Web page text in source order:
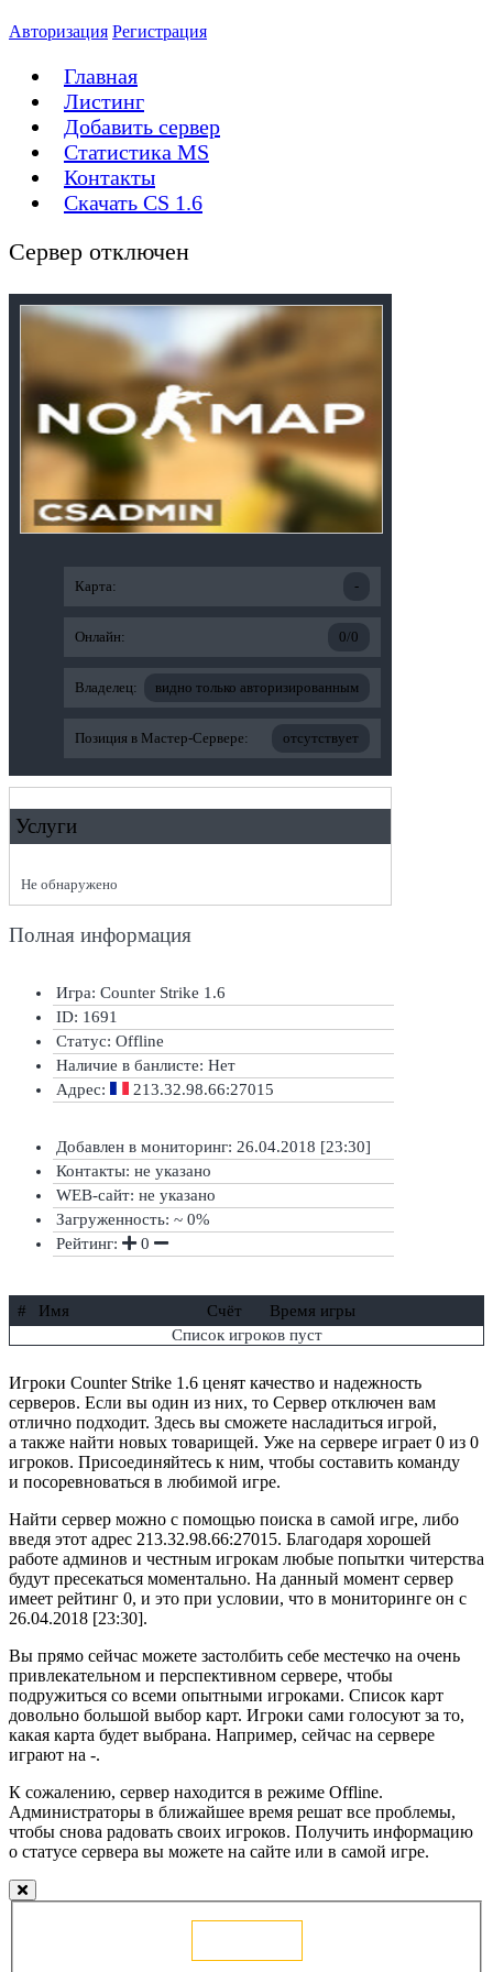
Авторизация Регистрация
Главная
Листинг
Добавить сервер
Статистика MS
Контакты
Скачать CS 1.6
Сервер отключен
Карта: -
Онлайн: 0/0
Владелец: видно только авторизированным
Позиция в Мастер-Сервере: отсутствует
Услуги
Не обнаружено
Полная информация
Игра: Counter Strike 1.6
ID: 1691
Статус: Offline
Наличие в банлисте: Нет
Адрес:
213.32.98.66:27015
Добавлен в мониторинг: 26.04.2018 [23:30]
Контакты: не указано
WEB-сайт: не указано
Загруженность: ~ 0%
Рейтинг:
0
# Имя Счёт
Время игры
Список игроков пуст
Игроки Counter Strike 1.6 ценят качество и надежность
серверов. Если вы один из них, то Сервер отключен вам
отлично подходит. Здесь вы сможете насладиться игрой,
а также найти новых товарищей. Уже на сервере играет 0 из 0
игроков. Присоединяйтесь к ним, чтобы составить команду
и посоревноваться в любимой игре.
Найти сервер можно с помощью поиска в самой игре, либо
введя этот адрес 213.32.98.66:27015. Благодаря хорошей
работе админов и честным игрокам любые попытки читерства
будут пресекаться моментально. На данный момент сервер
имеет рейтинг 0, и это при условии, что в мониторинге он с
26.04.2018 [23:30].
Вы прямо сейчас можете застолбить себе местечко на очень
привлекательном и перспективном сервере, чтобы
подружиться со всеми опытными игроками. Список карт
довольно большой выбор карт. Игроки сами голосуют за то,
какая карта будет выбрана. Например, сейчас на сервере
играют на -.
К сожалению, сервер находится в режиме Offline.
Администраторы в ближайшее время решат все проблемы,
чтобы снова радовать своих игроков. Получить информацию
о статусе сервера вы можете на сайте или в самой игре.